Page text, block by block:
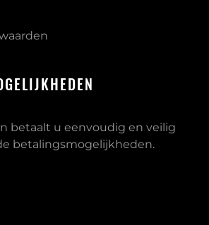
betaalt u eenvoudig en veilig
betalingsmogelijkheden.